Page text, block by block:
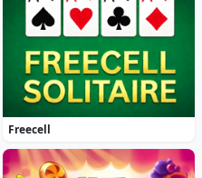
Freecell